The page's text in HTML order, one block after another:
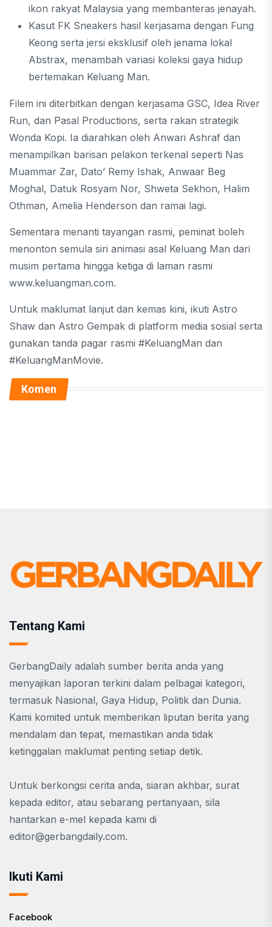
ikon rakyat Malaysia yang membanteras jenayah.
Kasut FK Sneakers hasil kerjasama dengan Fung
Keong serta jersi eksklusif oleh jenama lokal
Abstrax, menambah variasi koleksi gaya hidup
bertemakan Keluang Man.
Filem ini diterbitkan dengan kerjasama GSC, Idea River
Run, dan Pasal Productions, serta rakan strategik
Wonda Kopi. Ia diarahkan oleh Anwari Ashraf dan
menampilkan barisan pelakon terkenal seperti Nas
Muammar Zar, Dato’ Remy Ishak, Anwaar Beg
Moghal, Datuk Rosyam Nor, Shweta Sekhon, Halim
Othman, Amelia Henderson dan ramai lagi.
Sementara menanti tayangan rasmi, peminat boleh
menonton semula siri animasi asal Keluang Man dari
musim pertama hingga ketiga di laman rasmi
www.keluangman.com.
Untuk maklumat lanjut dan kemas kini, ikuti Astro
Shaw dan Astro Gempak di platform media sosial serta
gunakan tanda pagar rasmi #KeluangMan dan
#KeluangManMovie.
Komen
Tentang Kami
GerbangDaily adalah sumber berita anda yang
menyajikan laporan terkini dalam pelbagai kategori,
termasuk Nasional, Gaya Hidup, Politik dan Dunia.
Kami komited untuk memberikan liputan berita yang
mendalam dan tepat, memastikan anda tidak
ketinggalan maklumat penting setiap detik.
Untuk berkongsi cerita anda, siaran akhbar, surat
kepada editor, atau sebarang pertanyaan, sila
hantarkan e-mel kepada kami di
editor@gerbangdaily.com.
Ikuti Kami
Facebook